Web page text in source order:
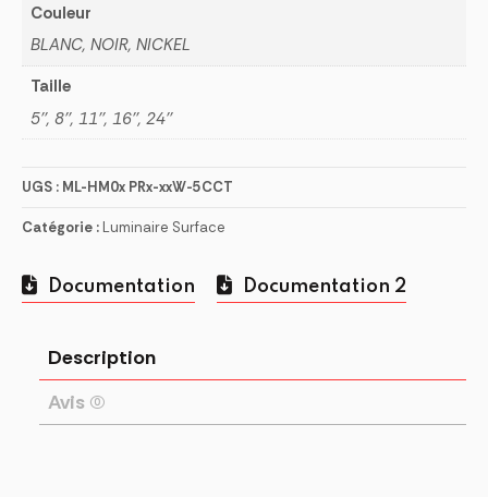
Couleur
BLANC, NOIR, NICKEL
Taille
5'', 8'', 11'', 16'', 24''
UGS : ML-HM0x PRx-xxW-5CCT
Catégorie :Luminaire Surface
Documentation Documentation 2
Description
Avis (0)